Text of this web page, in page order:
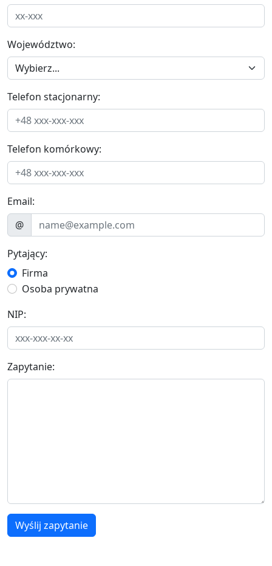
Województwo:
Telefon stacjonarny:
Telefon komórkowy:
Email:
@
Pytający:
Firma
Osoba prywatna
NIP:
Zapytanie:
Wyślij zapytanie